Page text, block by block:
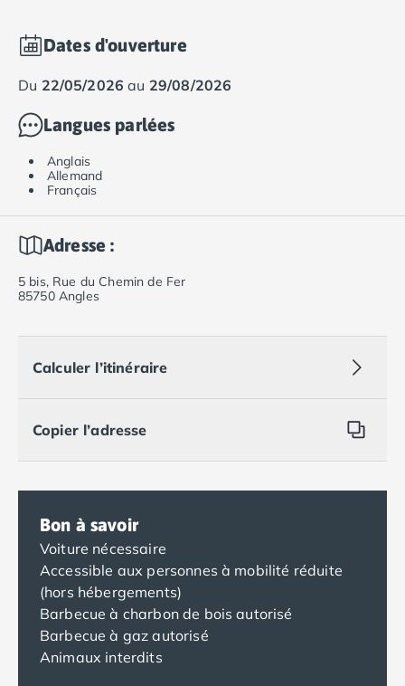
Dates d'ouverture
du 22/05/2026 au 29/08/2026
Langues parlées
Anglais
Allemand
Français
Adresse :
5 bis, Rue du Chemin de Fer
85750 Angles
Calculer l’itinéraire
Copier l’adresse
Bon à savoir
Voiture nécessaire
Accessible aux personnes à mobilité réduite
(hors hébergements)
Barbecue à charbon de bois autorisé
Barbecue à gaz autorisé
Animaux interdits